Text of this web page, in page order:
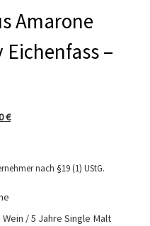
Amarone
–
war: 20,00 €
€Aktueller Preis ist: 15,00 €.
nach §19 (1) UStG.
/ 5 Jahre Single Malt